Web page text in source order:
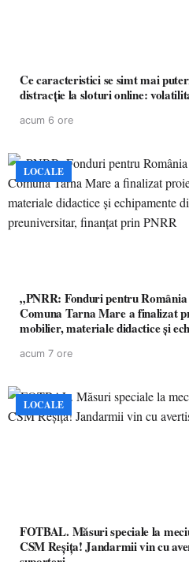
Ce caracteristici se simt mai
distracție la sloturi online:
acum 6 ore
LOCALE
„PNRR: Fonduri pentru
Comuna Tarna Mare a finalizat
mobilier, materiale didactice și
acum 7 ore
LOCALE
FOTBAL. Măsuri speciale la
CSM Reșița! Jandarmii vin cu